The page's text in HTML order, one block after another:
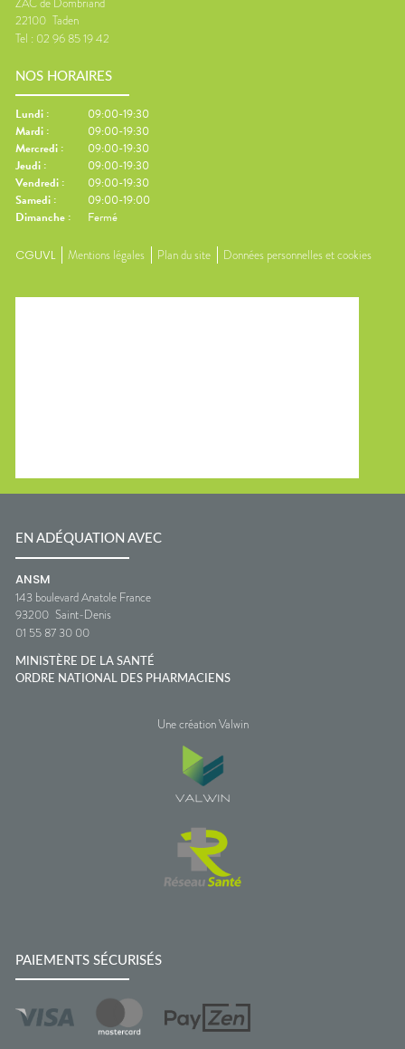
22100 Taden
Tel : 02 96 85 19 42
NOS HORAIRES
Lundi :
09:00-19:30
Mardi :
09:00-19:30
Mercredi :
09:00-19:30
Jeudi :
09:00-19:30
Vendredi :
09:00-19:30
Samedi :
09:00-19:00
Dimanche : Fermé
CGUVL Mentions légales Plan du site Données personnelles et cookies
EN ADÉQUATION AVEC
ANSM
143 boulevard Anatole France
93200 Saint-Denis
01 55 87 30 00
MINISTÈRE DE LA SANTÉ
ORDRE NATIONAL DES PHARMACIENS
Une création Valwin
PAIEMENTS SÉCURISÉS